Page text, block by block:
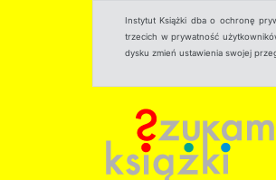
Instytut Książki dba o ochronę
trzecich w prywatność
dysku zmień ustawienia swojej